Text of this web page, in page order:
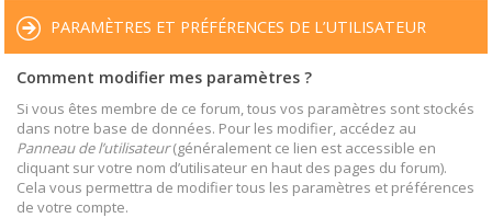
PARAMÈTRES ET PRÉFÉRENCES DE L’UTILISATEUR
Comment modifier mes paramètres ?
Si vous êtes membre de ce forum, tous vos paramètres sont stockés
dans notre base de données. Pour les modifier, accédez au
Panneau de l’utilisateur(généralement ce lien est accessible en
cliquant sur votre nom d’utilisateur en haut des pages du forum).
Cela vous permettra de modifier tous les paramètres et préférences
de votre compte.